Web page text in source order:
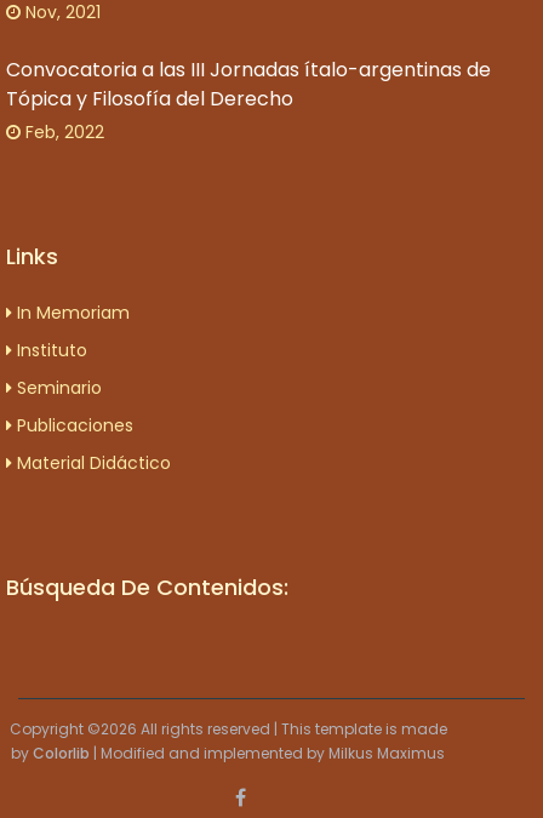
Nov, 2021
Convocatoria a las III Jornadas ítalo-argentinas de
Tópica y Filosofía del Derecho
Feb, 2022
Links
In Memoriam
Instituto
Seminario
Publicaciones
Material Didáctico
Búsqueda De Contenidos:
Copyright ©2026 All rights reserved | This template is made
byColorlib | Modified and implemented by Milkus Maximus